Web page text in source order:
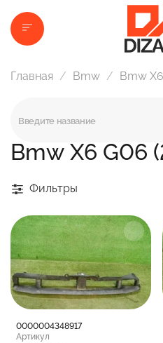
Главная Bmw Bmw
Bmw X6 G06
Фильтры
0000004348917
Артикул